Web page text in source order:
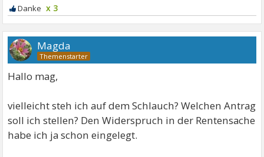
x 3
Magda
Hallo mag,
vielleicht steh ich auf dem Schlauch? Welchen Antrag
soll ich stellen? Den Widerspruch in der Rentensache
habe ich ja schon eingelegt.